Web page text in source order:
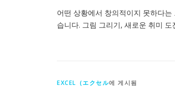
어떤 상황에서 창의적이지 못하다
습니다. 그림 그리기, 새로운 취미
EXCEL（エクセル에 게시됨